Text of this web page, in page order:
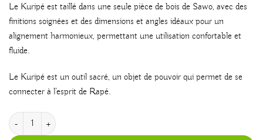
Le Kuripé est taillé dans une seule pièce de bois de Sawo, avec des
finitions soignées et des dimensions et angles idéaux pour un
alignement harmonieux, permettant une utilisation confortable et
fluide.
Le Kuripé est un outil sacré, un objet de pouvoir qui permet de se
connecter à l’esprit de Rapé.
quantité de Bois de Sawo Kuripé